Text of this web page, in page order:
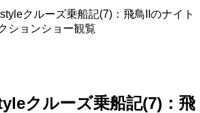
クルーズ乗船記(7)：飛鳥IIのナイト
ションショー観覧
クルーズ乗船記(7)：飛